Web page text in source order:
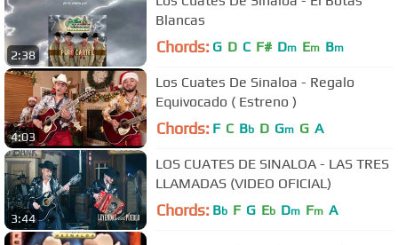
2:38
Blancas
Chords: G D C F# Dm Em Bm
4:03
Los Cuates De Sinaloa - Regalo
Equivocado ( Estreno )
Chords: F C Bb D Gm G A
3:44
LOS CUATES DE SINALOA - LAS TRES
LLAMADAS (VIDEO OFICIAL)
Chords: Bb F G Eb Dm Fm A